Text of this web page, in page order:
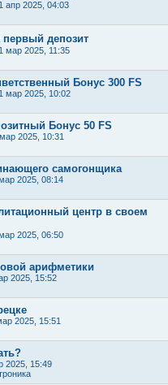
апр 2025, 04:03
первый депозит
мар 2025, 11:35
Бонус 300 FS
мар 2025, 10:02
Бонус 50 FS
2025, 10:31
самогонщика
2025, 08:14
центр в своем
2025, 06:50
арифметики
2025, 15:52
2025, 15:51
2025, 15:49